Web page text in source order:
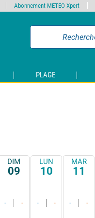
PLAGE
DIM
09
- -
LUN
10
- -
MAR
11
- -
Abonnement METEO Xpert